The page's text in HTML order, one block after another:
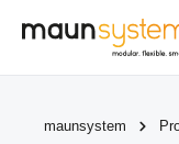
Zum Hauptinhalt
maunsystem